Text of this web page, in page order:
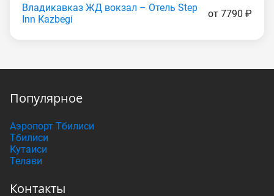
Владикавказ ЖД вокзал – Отель Step
Inn Каzbеgi
от 7790 ₽
Популярное
Аэропорт Тбилиси
Тбилиси
Кутаиси
Телави
Контакты